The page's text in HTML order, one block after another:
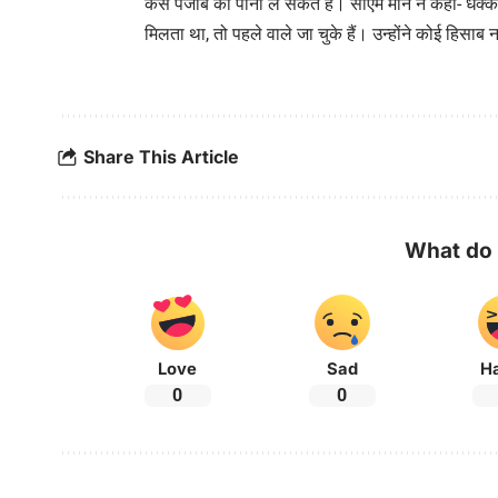
मिलता था, तो पहले वाले जा चुके हैं। उन्होंने कोई
Share This Article
What
Love
0
Sad
0